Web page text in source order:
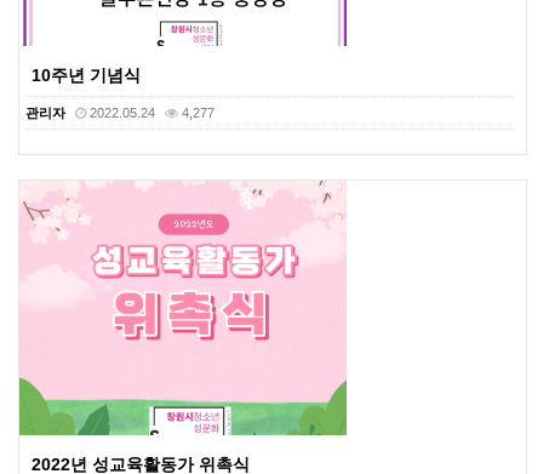
10주년 기념식
관리자 2022.05.24 4,277
2022년 성교육활동가 위촉식